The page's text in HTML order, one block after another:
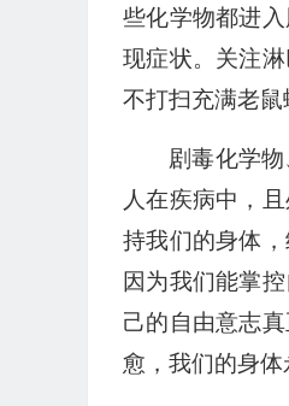
些化学物都进
现症状。关注
不打扫充满老鼠
剧毒化学
人在疾病中，
持我们的身体
因为我们能掌
己的自由意志
愈，我们的身